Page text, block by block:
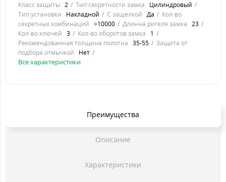
Класс защиты 2 Тип секретности замка
Цилиндровый
Тип установки
Накладной С защелкой Да
Кол-во
секретных комбинаций >10000 Длинна ригеля замка 23
Кол-во ключей 3 Кол-во оборотов замка
1
Рекомендованная толщина полотна 35-55
Защита от
подбора отмычкой
Нет
Все характеристики
Преимущества
Описание
Характеристики